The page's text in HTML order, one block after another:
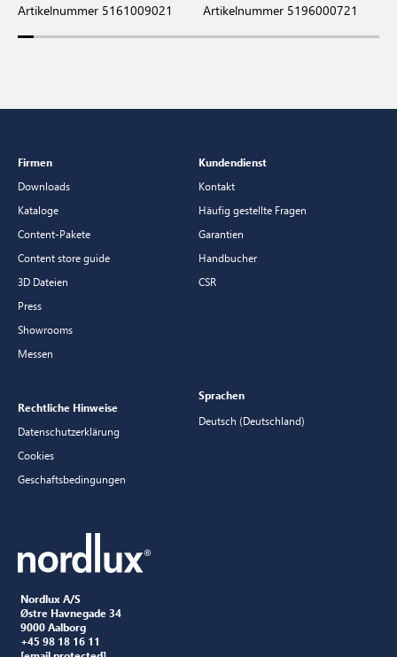
Artikelnummer 5161009021 Artikelnummer 5196000721
Nordlux A/S
Østre Havnegade 34
9000 Aalborg
+45 98 18 16 11
Firmen
Downloads
Kataloge
Content-Pakete
Content store guide
3D Dateien
Press
Showrooms
Messen
Kundendienst
Kontakt
Häufig gestellte Fragen
Garantien
Handbucher
CSR
Rechtliche Hinweise
Datenschutzerklärung
Cookies
Geschaftsbedingungen
Sprachen
Deutsch (Deutschland)